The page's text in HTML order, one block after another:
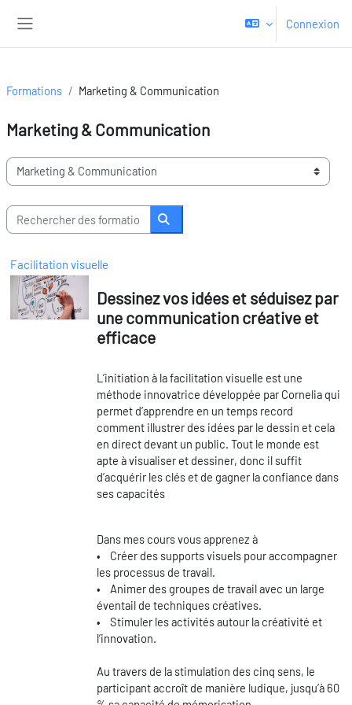
Connexion
Formations Marketing & Communication
Marketing & Communication
Domaines de formation
Rechercher des formations
Rechercher des formations
Facilitation visuelle
Dessinez vos idées et séduisez par
une communication créative et
efficace
L’initiation à la facilitation visuelle est une
méthode innovatrice développée par Cornelia qui
permet d’apprendre en un temps record
comment illustrer des idées par le dessin et cela
en direct devant un public. Tout le monde est
apte à visualiser et dessiner, donc il suffit
d’acquérir les clés et de gagner la confiance dans
ses capacités
Dans mes cours vous apprenez à
• Créer des supports visuels pour accompagner
les processus de travail.
• Animer des groupes de travail avec un large
éventail de techniques créatives.
• Stimuler les activités autour la créativité et
l’innovation.
Au travers de la stimulation des cinq sens, le
participant accroît de manière ludique, jusqu’à 60